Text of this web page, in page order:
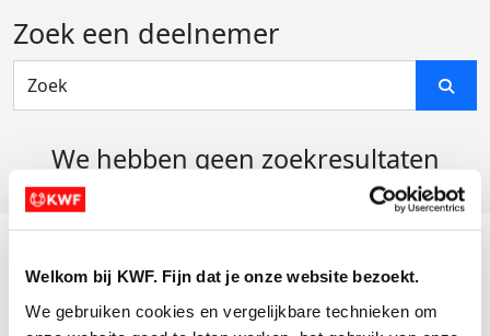
Welkom bij KWF. Fijn dat je onze website bezoekt.
We gebruiken cookies en vergelijkbare technieken om
Zoek een deelnemer
We hebben geen zoekresultaten
Actiematerialen
Evenementen